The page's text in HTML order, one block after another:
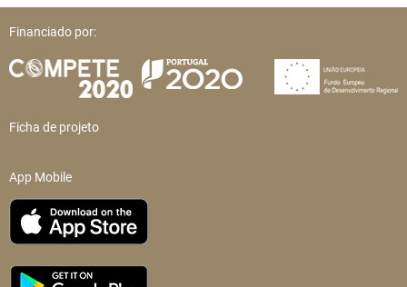
Financiado por:
Ficha de projeto
App Mobile